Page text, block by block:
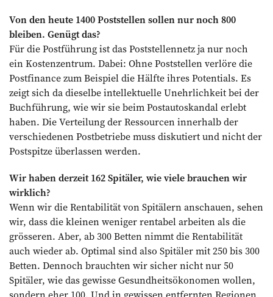
Von den heute 1400 Poststellen sollen nur noch 800
bleiben. Genügt das?
Für die Postführung ist das Poststellennetz ja nur noch
ein Kostenzentrum. Dabei: Ohne Poststellen verlöre die
Postfinance zum Beispiel die Hälfte ihres Potentials. Es
zeigt sich da dieselbe intellektuelle Unehrlichkeit bei der
Buchführung, wie wir sie beim Postautoskandal erlebt
haben. Die Verteilung der Ressourcen innerhalb der
verschiedenen Postbetriebe muss diskutiert und nicht der
Postspitze überlassen werden.
Wir haben derzeit 162 Spitäler, wie viele brauchen wir
wirklich?
Wenn wir die Rentabilität von Spitälern anschauen, sehen
wir, dass die kleinen weniger rentabel arbeiten als die
grösseren. Aber, ab 300 Betten nimmt die Rentabilität
auch wieder ab. Optimal sind also Spitäler mit 250 bis 300
Betten. Dennoch brauchten wir sicher nicht nur 50
Spitäler, wie das gewisse Gesundheitsökonomen wollen,